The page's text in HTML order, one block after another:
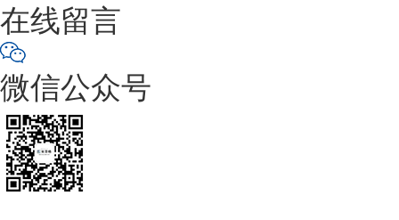
在线留言
微信公众号